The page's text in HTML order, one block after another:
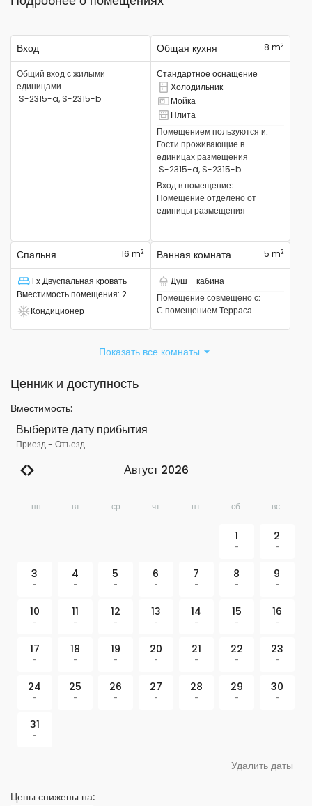
Вход
Общий вход с жилыми
единицами
S-2315-a, S-2315-b
Общая кухня 8 m2
Стандартное оснащение
Там есть холодильник
Холодильник
Там есть раковина
Мойка
Там есть плита
Плита
Помещением пользуются и:
Гости проживающие в
единицах размещения
S-2315-a, S-2315-b
Вход в помещение:
Помещение отделено от
единицы размещения
Спальня 16 m2
Спальное место
1 x Двуспальная кровать
Вместимость помещения: 2
Есть кондиционер
Кондиционер
Ванная комната 5 m2
Есть душевая кабина
Душ - кабина
Помещение совмещено с:
С помещениемТерраса
Показать все комнаты
Ценник и доступность
Вместимость:
Выберите дату прибытия
Приезд- Отъезд
Август 2026
пн вт ср чт пт сб вс
1
-
2
-
3
-
4
-
5
-
6
-
7
-
8
-
9
-
10
-
11
-
12
-
13
-
14
-
15
-
16
-
17
-
18
-
19
-
20
-
21
-
22
-
23
-
24
-
25
-
26
-
27
-
28
-
29
-
30
-
31
-
Удалить даты
Цены снижены на: